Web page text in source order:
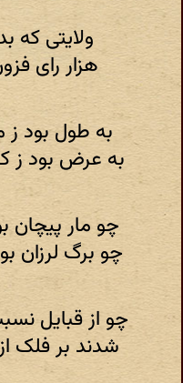
ولایتی که
هزار رای
به طول بود ز
به عرض بود ز
چو مار
چو برگ لرزان
چو از قبایل
شدند بر فلک